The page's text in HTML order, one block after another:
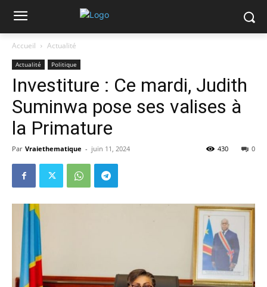
Accueil Actualité
Actualité Politique
Investiture : Ce mardi, Judith
Suminwa pose ses valises à
la Primature
Par Vraiethematique - juin 11, 2024 0
430